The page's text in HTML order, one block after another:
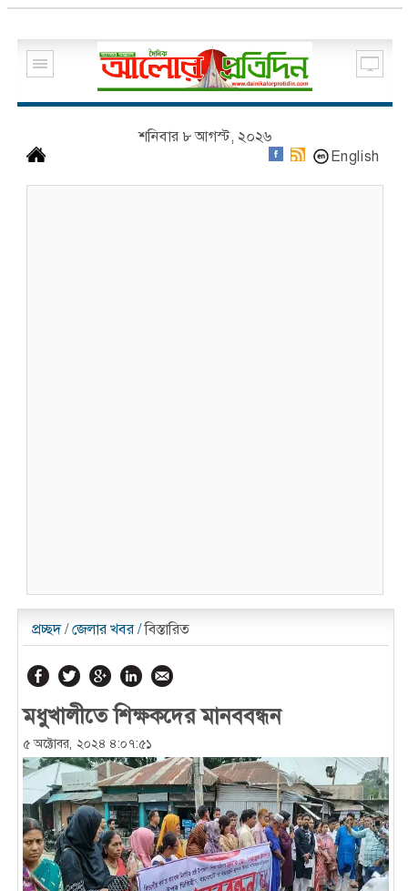
শনিবার ৮ আগস্ট, ২০২৬
English
প্রচ্ছদ/জেলার খবর/বিস্তারিত
মধুখালীতে শিক্ষকদের মানববন্ধন
৫ অক্টোবর, ২০২৪ ৪:০৭:৫১